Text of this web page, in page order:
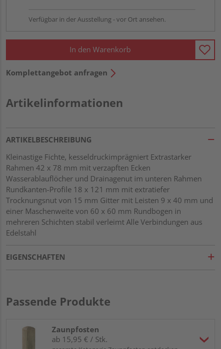
Verfügbar in der Ausstellung - vor Ort ansehen.
In den Warenkorb
Komplettangebot anfragen
Artikelinformationen
ARTIKELBESCHREIBUNG
Kleinastige Fichte, kesseldruckimprägniert Extrastarker
Rahmen 42 x 78 mm mit verzapften Ecken
Wasserablauflöcher und Drainagenut im unteren Rahmen
Rundkanten-Profile 18 x 121 mm mit extratiefer
Trocknungsnut von 15 mm Gitter mit Leisten 9 x 40 mm und
einer Maschenweite von 60 x 60 mm Rundbogen in
mehreren Schichten stabil verleimt Alle Verbindungen aus
Edelstahl
EIGENSCHAFTEN
Passende Produkte
Zaunpfosten
ab 15,95 € / Stk.